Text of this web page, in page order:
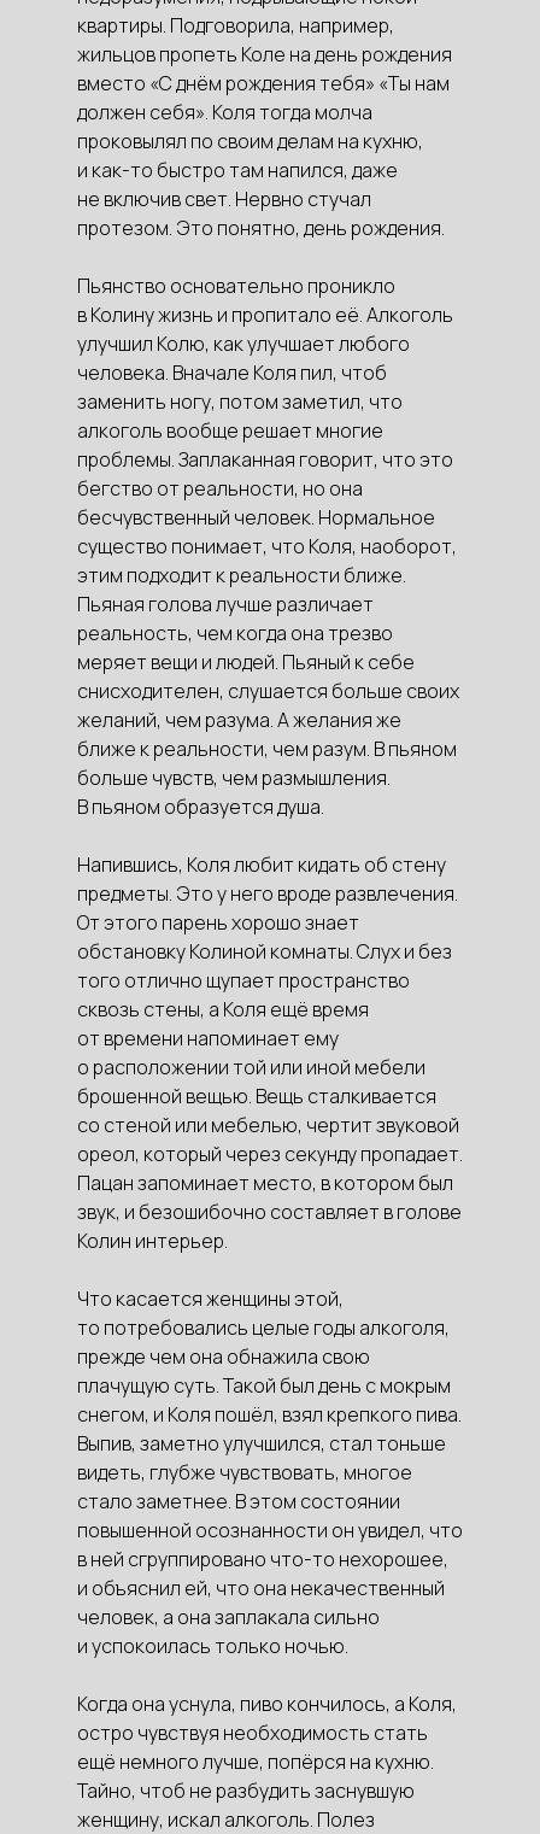
квартиры. Подговорила, например,
жильцов пропеть Коле на день рождения
вместо «С днём рождения тебя» «Ты нам
должен себя». Коля тогда молча
проковылял по своим делам на кухню,
и как-то быстро там напился, даже
не включив свет. Нервно стучал
протезом. Это понятно, день рождения.
Пьянство основательно проникло
в Колину жизнь и пропитало её. Алкоголь
улучшил Колю, как улучшает любого
человека. Вначале Коля пил, чтоб
заменить ногу, потом заметил, что
алкоголь вообще решает многие
проблемы. Заплаканная говорит, что это
бегство от реальности, но она
бесчувственный человек. Нормальное
существо понимает, что Коля, наоборот,
этим подходит к реальности ближе.
Пьяная голова лучше различает
реальность, чем когда она трезво
меряет вещи и людей. Пьяный к себе
снисходителен, слушается больше своих
желаний, чем разума. А желания же
ближе к реальности, чем разум. В пьяном
больше чувств, чем размышления.
В пьяном образуется душа.
Напившись, Коля любит кидать об стену
предметы. Это у него вроде развлечения.
От этого парень хорошо знает
обстановку Колиной комнаты. Слух и без
того отлично щупает пространство
сквозь стены, а Коля ещё время
от времени напоминает ему
о расположении той или иной мебели
брошенной вещью. Вещь сталкивается
со стеной или мебелью, чертит звуковой
ореол, который через секунду пропадает.
Пацан запоминает место, в котором был
звук, и безошибочно составляет в голове
Колин интерьер.
Что касается женщины этой,
то потребовались целые годы алкоголя,
прежде чем она обнажила свою
плачущую суть. Такой был день с мокрым
снегом, и Коля пошёл, взял крепкого пива.
Выпив, заметно улучшился, стал тоньше
видеть, глубже чувствовать, многое
стало заметнее. В этом состоянии
повышенной осознанности он увидел, что
в ней сгруппировано что-то нехорошее,
и объяснил ей, что она некачественный
человек, а она заплакала сильно
и успокоилась только ночью.
Когда она уснула, пиво кончилось, а Коля,
остро чувствуя необходимость стать
ещё немного лучше, попёрся на кухню.
Тайно, чтоб не разбудить заснувшую
женщину, искал алкоголь. Полез